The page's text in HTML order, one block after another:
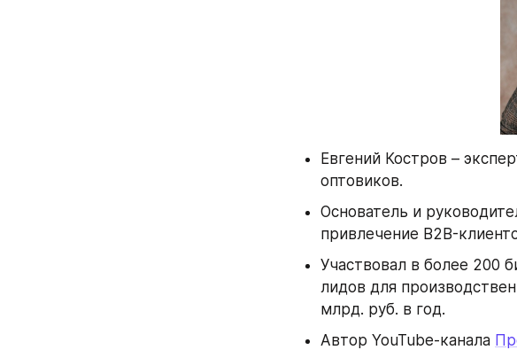
Евгений Костров –
оптовиков.
Основатель и
привлечение B2B-
Участвовал в более 200
лидов для
млрд. руб. в год.
Автор YouTube-канала